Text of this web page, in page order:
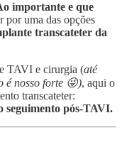
importante e que
por uma das opções
transcateter da
TAVI e cirurgia (até
é nosso forte 😜), aqui o
transcateter:
seguimento pós-TAVI.